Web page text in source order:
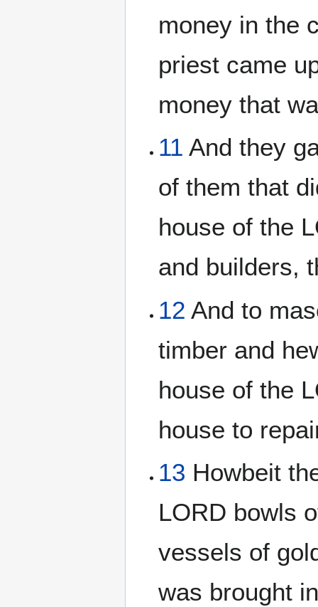
money in the
priest came
money that
11 And they
of them that
house of the
and builders,
12 And to
timber and
house of the
house to
13 Howbeit
LORD bowls
vessels of
was brought